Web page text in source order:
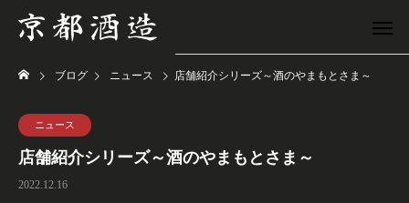
ブログ ニュース 店舗紹介シリーズ～酒のやまもとさま～
ニュース
店舗紹介シリーズ～酒のやまもとさま～
2022.12.16